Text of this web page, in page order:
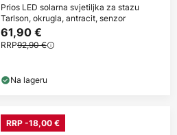
Prios LED solarna svjetiljka za stazu
Tarlson, okrugla, antracit, senzor
61,90 €
RRP92,90 €
Na lageru
RRP -18,00 €